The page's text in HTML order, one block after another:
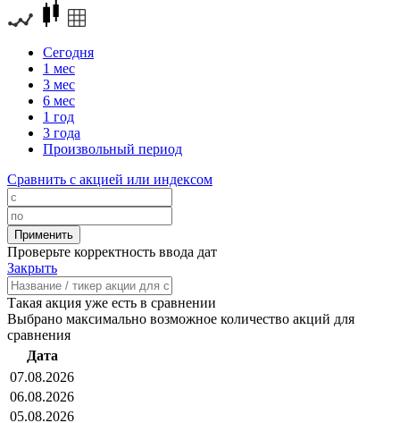
Сегодня
1 мес
3 мес
6 мес
1 год
3 года
Произвольный период
Сравнить с акцией или индексом
Проверьте корректность ввода дат
Закрыть
Такая акция уже есть в сравнении
Выбрано максимально возможное количество акций для
сравнения
Дата
07.08.2026
06.08.2026
05.08.2026